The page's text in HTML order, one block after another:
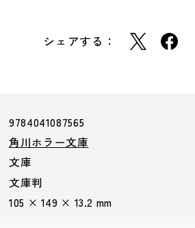
シェアする：
9784041087565
角川ホラー文庫
文庫
文庫判
105 × 149 × 13.2 mm